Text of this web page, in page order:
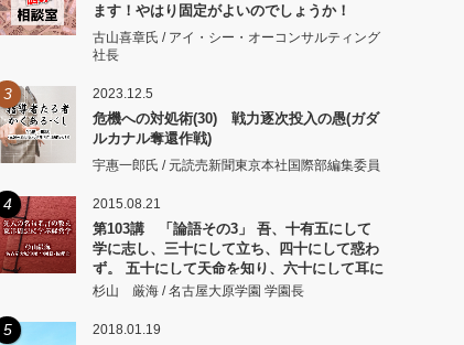
ます！やはり固定がよいのでしょうか！
古山喜章氏 / アイ・シー・オーコンサルティング
社長
3 2023.12.5
危機への対処術(30) 戦力逐次投入の愚(ガダ
ルカナル奪還作戦)
宇惠一郎氏 / 元読売新聞東京本社国際部編集委員
4 2015.08.21
第103講 「論語その3」 吾、十有五にして
学に志し、三十にして立ち、四十にして惑わ
ず。 五十にして天命を知り、六十にして耳に
従い、 七十にして心の欲するところに従いて
杉山 厳海 / 名古屋大原学園 学園長
5 2018.01.19